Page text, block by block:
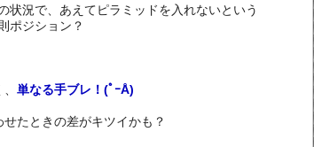
状況で、あえてピラミッドを入れないという
ポジション？
単なる手ブレ！(ﾟｰÅ)
たときの差がキツイかも？